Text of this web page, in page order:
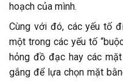
hoạch của mình.
Cùng với đó, các yếu tố
một trong các yếu tố
hỏng đồ đạc hay các
gắng để lựa chọn mặt